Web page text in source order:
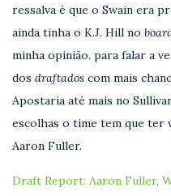
ressalva é que o Swain era
ainda tinha o K.J. Hill no
minha opinião. para falar a
dos draftados com mais
Apostaria até mais no
escolhas o time tem que ter
Aaron Fuller.
Draft Report: Aaron Fuller,